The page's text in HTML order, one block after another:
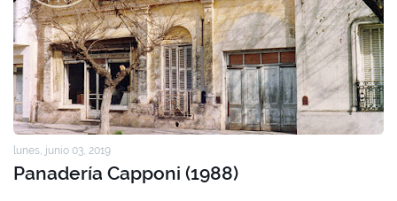
lunes, junio 03, 2019
Panadería Capponi (1988)